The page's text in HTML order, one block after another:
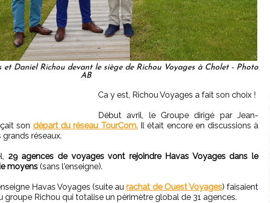
et Daniel Richou devant le siège de Richou Voyages à Cholet - Photo
AB
Ca y est, Richou Voyages a fait son choix !
Début avril, le Groupe dirigé par Jean-
son départ du réseau TourCom.Il était encore en discussions à
réseaux.
29 agences de voyages vont rejoindre Havas Voyages dans le
moyens (sans l'enseigne).
Havas Voyages (suite aurachat de Ouest Voyages) faisaient
groupe Richou qui totalise un périmètre global de 31 agences.